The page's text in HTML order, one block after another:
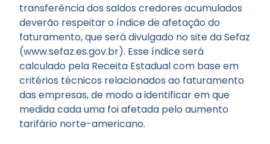
transferência dos saldos credores acumulados
deverão respeitar o índice de afetação do
faturamento, que será divulgado no site da Sefaz
(www.sefaz.es.gov.br). Esse índice será
calculado pela Receita Estadual com base em
critérios técnicos relacionados ao faturamento
das empresas, de modo a identificar em que
medida cada uma foi afetada pelo aumento
tarifário norte-americano.